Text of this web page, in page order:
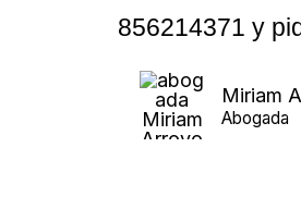
856214371 y
Miriam
Abogada